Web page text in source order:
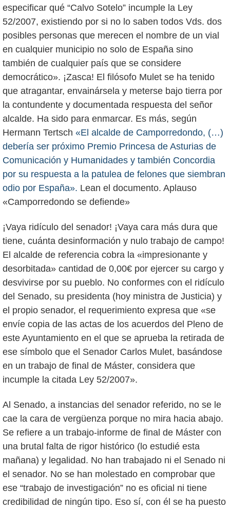
especificar qué “Calvo Sotelo” incumple la Ley
52/2007, existiendo por si no lo saben todos Vds. dos
posibles personas que merecen el nombre de un vial
en cualquier municipio no solo de España sino
también de cualquier país que se considere
democrático». ¡Zasca! El filósofo Mulet se ha tenido
que atragantar, envainársela y meterse bajo tierra por
la contundente y documentada respuesta del señor
alcalde. Ha sido para enmarcar. Es más, según
Hermann Tertsch «El alcalde de Camporredondo, (…)
debería ser próximo Premio Princesa de Asturias de
Comunicación y Humanidades y también Concordia
por su respuesta a la patulea de felones que siembran
odio por España». Lean el documento. Aplauso
«Camporredondo se defiende»
¡Vaya ridículo del senador! ¡Vaya cara más dura que
tiene, cuánta desinformación y nulo trabajo de campo!
El alcalde de referencia cobra la «impresionante y
desorbitada» cantidad de 0,00€ por ejercer su cargo y
desvivirse por su pueblo. No conformes con el ridículo
del Senado, su presidenta (hoy ministra de Justicia) y
el propio senador, el requerimiento expresa que «se
envíe copia de las actas de los acuerdos del Pleno de
este Ayuntamiento en el que se aprueba la retirada de
ese símbolo que el Senador Carlos Mulet, basándose
en un trabajo de final de Máster, considera que
incumple la citada Ley 52/2007».
Al Senado, a instancias del senador referido, no se le
cae la cara de vergüenza porque no mira hacia abajo.
Se refiere a un trabajo-informe de final de Máster con
una brutal falta de rigor histórico (lo estudié esta
mañana) y legalidad. No han trabajado ni el Senado ni
el senador. No se han molestado en comprobar que
ese “trabajo de investigación” no es oficial ni tiene
credibilidad de ningún tipo. Eso sí, con él se ha puesto